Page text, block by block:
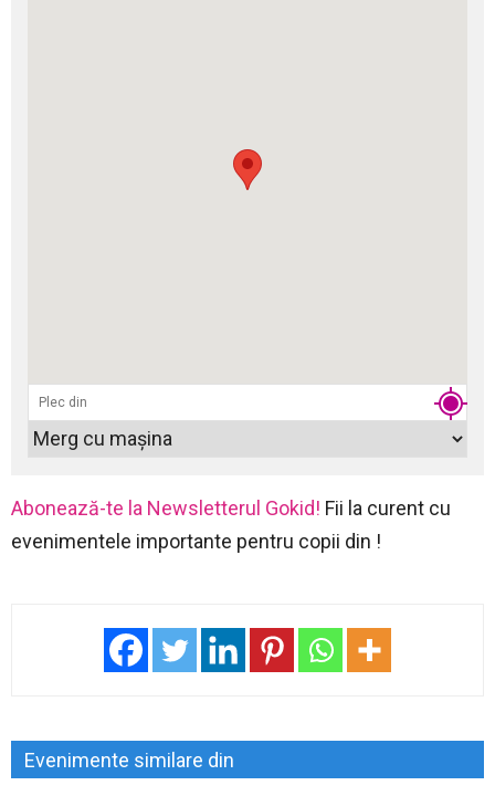
Abonează-te la Newsletterul Gokid! Fii la curent cu
evenimentele importante pentru copii din !
Evenimente similare din